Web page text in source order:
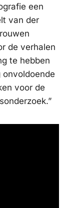
een
van der
de verhalen
te hebben
onvoldoende
voor de